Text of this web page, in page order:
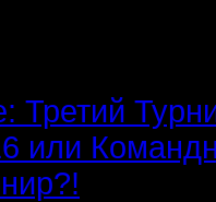
Третий
или